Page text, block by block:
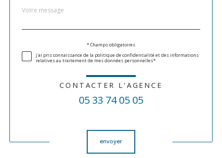
Fieldset
Message
*
* Champs obligatoires
j'ai pris connaissance de la politique de confidentialité et des informations
relatives au traitement de mes données personnelles*
CONTACTER L'AGENCE
05 33 74 05 05
envoyer